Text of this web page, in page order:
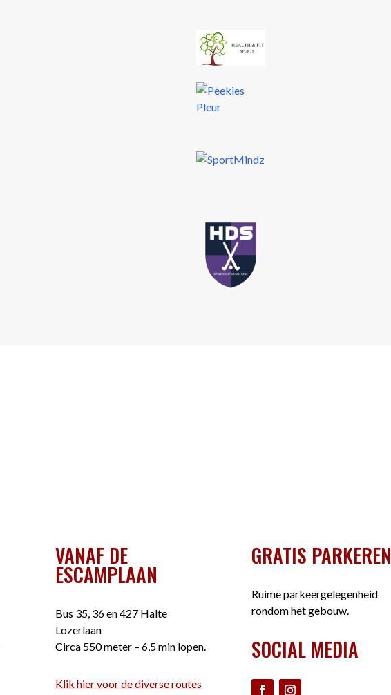
VANAF DE
ESCAMPLAAN
Bus 35, 36 en 427 Halte
Lozerlaan
Circa 550 meter – 6,5 min lopen.
Klik hier voor de diverse routes
GRATIS PARKEREN
Ruime parkeergelegenheid
rondom het gebouw.
SOCIAL MEDIA